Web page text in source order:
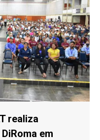
realiza
em